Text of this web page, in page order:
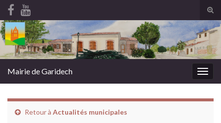
Search for:
Mairie de Garidech
Retour à Actualités municipales